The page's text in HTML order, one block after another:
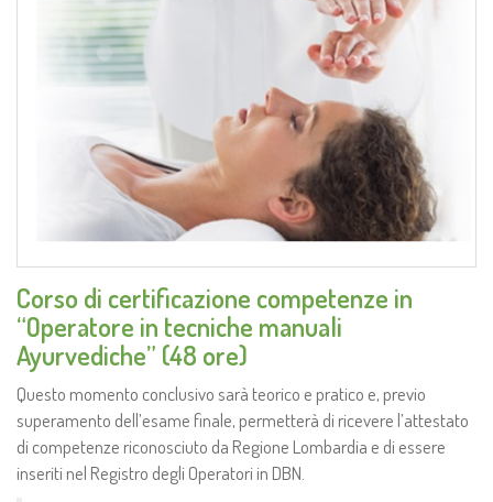
Corso di certificazione competenze in
“Operatore in tecniche manuali
Ayurvediche” (48 ore)
Questo momento conclusivo sarà teorico e pratico e, previo
superamento dell’esame finale, permetterà di ricevere l’attestato
di competenze riconosciuto da Regione Lombardia e di essere
inseriti nel Registro degli Operatori in DBN.